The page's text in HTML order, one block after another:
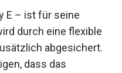
E – ist für seine
durch eine flexible
abgesichert.
dass das